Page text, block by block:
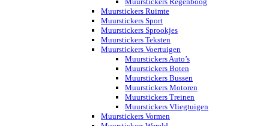
Muurstickers Ruimte
Muurstickers Sport
Muurstickers Sprookjes
Muurstickers Teksten
Muurstickers Voertuigen
Muurstickers Auto’s
Muurstickers Boten
Muurstickers Bussen
Muurstickers Motoren
Muurstickers Treinen
Muurstickers Vliegtuigen
Muurstickers Vormen